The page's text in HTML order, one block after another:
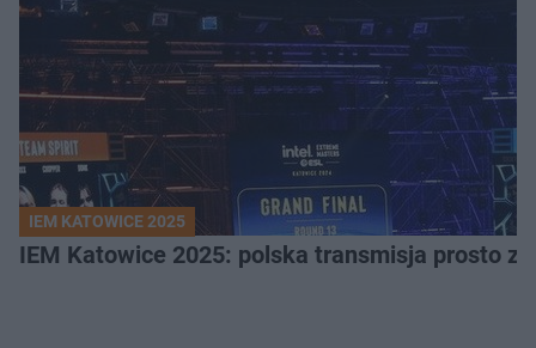
IEM KATOWICE 2025
IEM Katowice 2025: polska transmisja prosto